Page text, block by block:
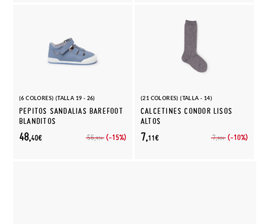
(6 COLORES) (TALLA 19 - 26)
PEPITOS SANDALIAS BAREFOOT
BLANDITOS
56,95€ (-15%)
48,40€
(21 COLORES) (TALLA - 14)
CALCETINES CONDOR LISOS
ALTOS
7,90€ (-10%)
7,11€